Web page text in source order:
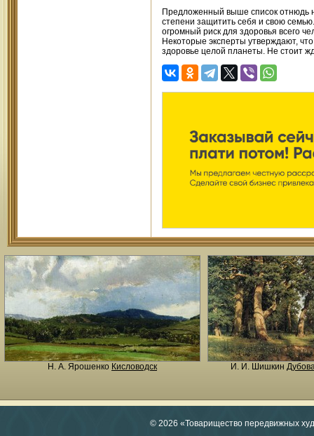
Предложенный выше список отнюдь
степени защитить себя и свою
огромный риск для здоровья всего
Некоторые эксперты утверждают,
здоровье целой планеты. Не стоит
Н. A. Ярошенко Кисловодск И. И. Шишкин
© 2026 «Товарищество передвижных